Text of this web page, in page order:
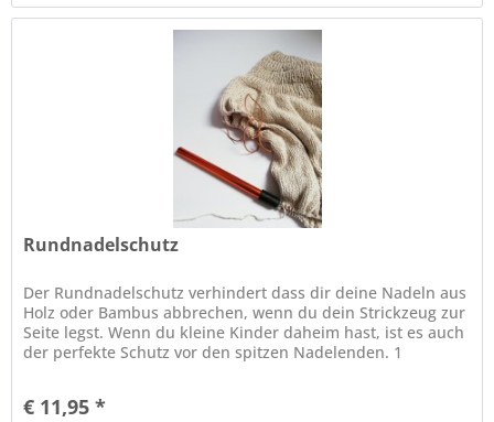
Rundnadelschutz
Der Rundnadelschutz verhindert dass dir deine Nadeln aus
Holz oder Bambus abbrechen, wenn du dein Strickzeug zur
Seite legst. Wenn du kleine Kinder daheim hast, ist es auch
der perfekte Schutz vor den spitzen Nadelenden. 1
€ 11,95 *